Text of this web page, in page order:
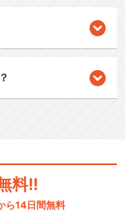
料!!
ら14日間無料